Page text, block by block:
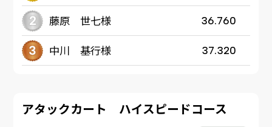
藤原 世七様 36.760
中川 基行様 37.320
アタックカート ハイスピードコース